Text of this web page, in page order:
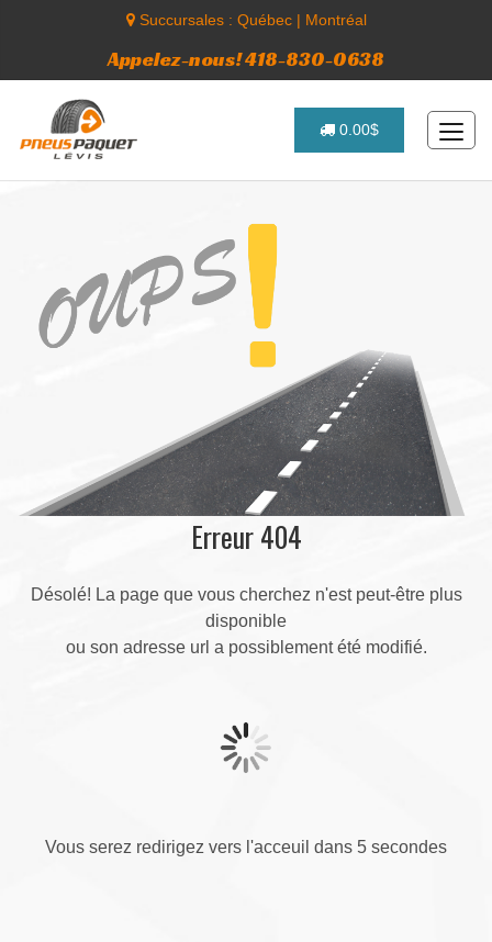
Succursales : Québec| Montréal
Appelez-nous! 418-830-0638
0.00$
Erreur 404
Désolé! La page que vous cherchez n'est peut-être plus
disponible
ou son adresse url a possiblement été modifié.
Vous serez redirigez vers l'acceuil dans 5 secondes